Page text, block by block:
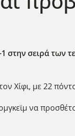
στην σειρά των
Χίφι, με 22
να